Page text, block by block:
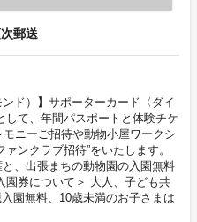
郵送
ド）】サポーターカード〈ダイ
て、年間パスポートと体験チケ
ニーご招待や動物小屋ワークシ
ンクラブ招待”をいたします。
、出張まちの動物園の入園無料
園券について＞ 大人、子ども共
園無料、10歳未満のお子さまは